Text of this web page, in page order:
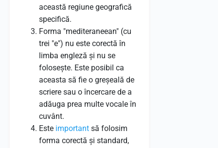
această regiune geografică
specifică.
Forma "mediteraneean" (cu
trei "e") nu este corectă în
limba engleză și nu se
folosește. Este posibil ca
aceasta să fie o greșeală de
scriere sau o încercare de a
adăuga prea multe vocale în
cuvânt.
Este important să folosim
forma corectă și standard,